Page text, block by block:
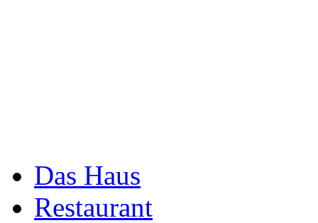
Das Haus
Restaurant